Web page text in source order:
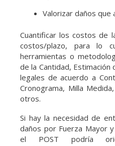
Valorizar daños que
Cuantificar los costos de
costos/plazo, para lo
herramientas o
de la Cantidad,
legales de acuerdo a
Cronograma, Milla
otros.
Si hay la necesidad de
daños por Fuerza Mayor
el POST podría